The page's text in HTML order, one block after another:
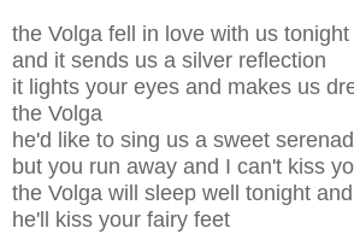
the Volga fell in love with us tonight
and it sends us a silver reflection
it lights your eyes and makes us
the Volga
he'd like to sing us a sweet
but you run away and I can't kiss
the Volga will sleep well tonight
he'll kiss your fairy feet